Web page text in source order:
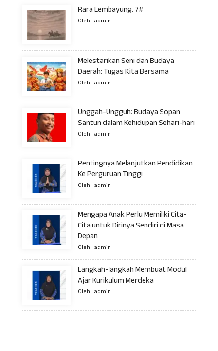
Rara Lembayung. 7#
Oleh : admin
Melestarikan Seni dan Budaya
Daerah: Tugas Kita Bersama
Oleh : admin
Unggah-Ungguh: Budaya Sopan
Santun dalam Kehidupan Sehari-hari
Oleh : admin
Pentingnya Melanjutkan Pendidikan
Ke Perguruan Tinggi
Oleh : admin
Mengapa Anak Perlu Memiliki Cita-
Cita untuk Dirinya Sendiri di Masa
Depan
Oleh : admin
Langkah-langkah Membuat Modul
Ajar Kurikulum Merdeka
Oleh : admin